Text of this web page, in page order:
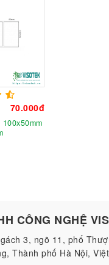
70.000đ
CÔNG NGHỆ
3, ngõ 11, phố
Thành phố Hà Nội,